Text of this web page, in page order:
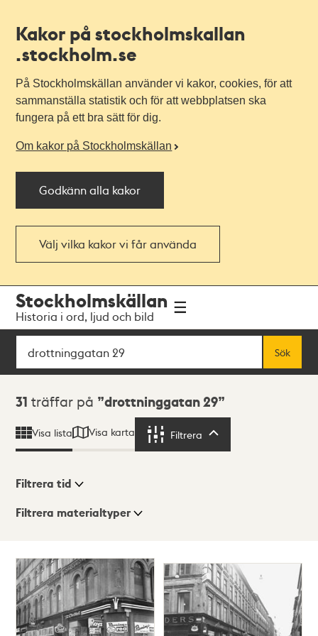
Kakor på stockholmskallan
.stockholm.se
På Stockholmskällan använder vi kakor, cookies, för att
sammanställa statistik och för att webbplatsen ska
fungera på ett bra sätt för dig.
Om kakor på Stockholmskällan
Godkänn alla kakor
Välj vilka kakor vi får använda
navigationen
huvudinnehållet
Stockholmskällan
Historia i ord, ljud och bild
Sök
Sök
Sökresultat
31 träffar på drottninggatan 29
Visa lista Visa karta Filtrera
Visningsläge
Lista
Karta
Filtrera tid
Filtrera materialtyper
träffar